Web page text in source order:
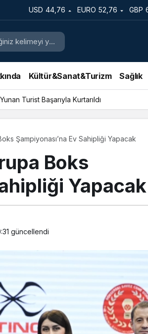
USD 44,76 EURO 52,76 GBP
Kültür&Sanat&Turizm Sağlık
Turist Başarıyla Kurtarıldı
Şampiyonası’na Ev Sahipliği Yapacak
Boks
Yapacak
güncellendi